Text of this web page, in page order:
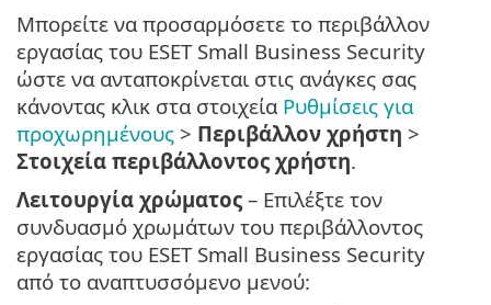
Μπορείτε να προσαρμόσετε το περιβάλλον
εργασίας του ESET Small Business Security
ώστε να ανταποκρίνεται στις ανάγκες σας
κάνοντας κλικ στα στοιχεία Ρυθμίσεις για
προχωρημένους > Περιβάλλον χρήστη >
Στοιχεία περιβάλλοντος χρήστη.
Λειτουργία χρώματος – Επιλέξτε τον
συνδυασμό χρωμάτων του περιβάλλοντος
εργασίας του ESET Small Business Security
από το αναπτυσσόμενο μενού: